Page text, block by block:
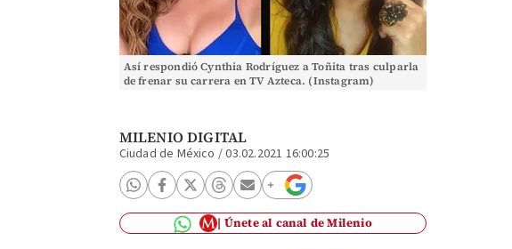
Así respondió Cynthia Rodríguez a Toñita tras culparla
de frenar su carrera en TV Azteca. (Instagram)
MILENIO DIGITAL
Ciudad de México /03.02.2021 16:00:25
Únete al canal de Milenio